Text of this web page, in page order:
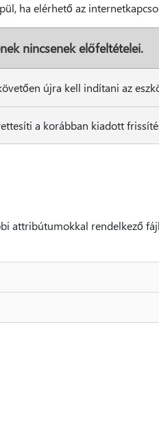
ha elérhető az
nincsenek előfeltételei.
újra kell indítani az
a korábban kiadott
attribútumokkal rendelkező